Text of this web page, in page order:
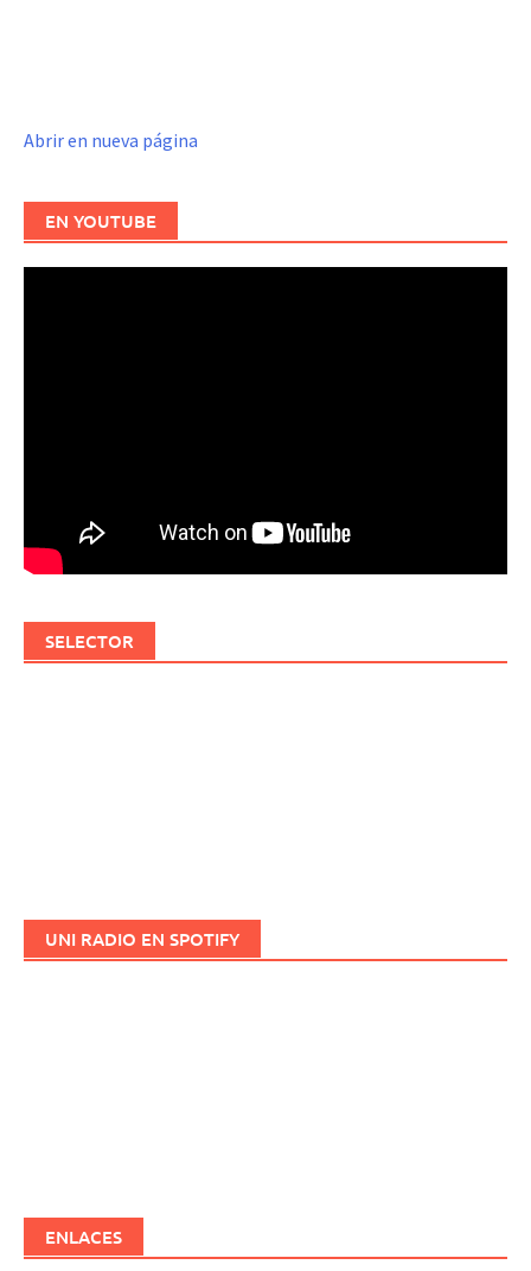
Abrir en nueva página
EN YOUTUBE
SELECTOR
UNI RADIO EN SPOTIFY
ENLACES